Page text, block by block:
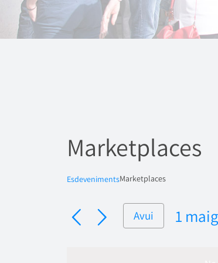
Marketplaces
EsdevenimentsMarketplaces
Avui
1